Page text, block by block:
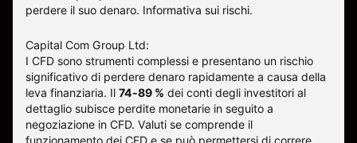
perdere il suo denaro. Informativa sui rischi.
Capital Com Group Ltd:
I CFD sono strumenti complessi e presentano un rischio
significativo di perdere denaro rapidamente a causa della
leva finanziaria. Il 74-89 % dei conti degli investitori al
dettaglio subisce perdite monetarie in seguito a
negoziazione in CFD. Valuti se comprende il
funzionamento dei CFD e se può permettersi di correre